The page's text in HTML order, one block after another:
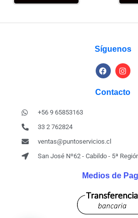
Síguenos
Contacto
+56 9 65853163
33 2 762824
ventas@puntoservicios.cl
San José Nº62 - Cabildo - 5ª
Medios de